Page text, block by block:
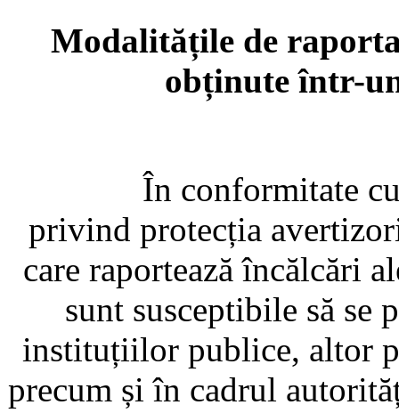
Modalitățile de
obținute într-
În conformitate cu
privind protecția
care raportează încălcări
sunt susceptibile să se
instituțiilor publice, altor
precum și în cadrul